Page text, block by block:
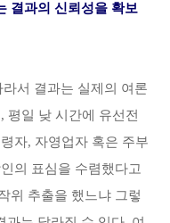
결과의 신뢰성을 확보
서 결과는 실제의 여론
평일 낮 시간에 유선전
자, 자영업자 혹은 주부
의 표심을 수렴했다고
위 추출을 했느냐 그렇